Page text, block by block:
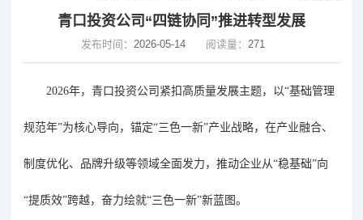
青口投资公司“四链协同”推进转型发展
发布时间： 2026-05-14 阅读量： 271
2026年，青口投资公司紧扣高质量发展主题，以“基础管理
规范年”为核心导向，锚定“三色一新”产业战略，在产业融合、
制度优化、品牌升级等领域全面发力，推动企业从“稳基础”向
“提质效”跨越，奋力绘就“三色一新”新蓝图。